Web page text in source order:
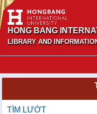
HONG BANG
LIBRARY AND
TÌM LƯỚT